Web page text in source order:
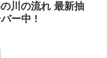
川の流れ 最新抽
ー中 !